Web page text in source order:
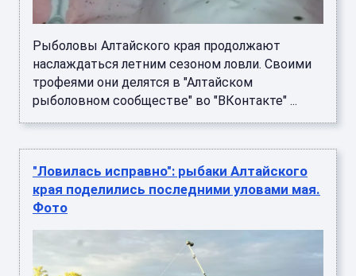
Рыболовы Алтайского края продолжают
наслаждаться летним сезоном ловли. Своими
трофеями они делятся в "Алтайском
рыболовном сообществе" во "ВКонтакте" ...
"Ловилась исправно": рыбаки Алтайского
края поделились последними уловами мая.
Фото